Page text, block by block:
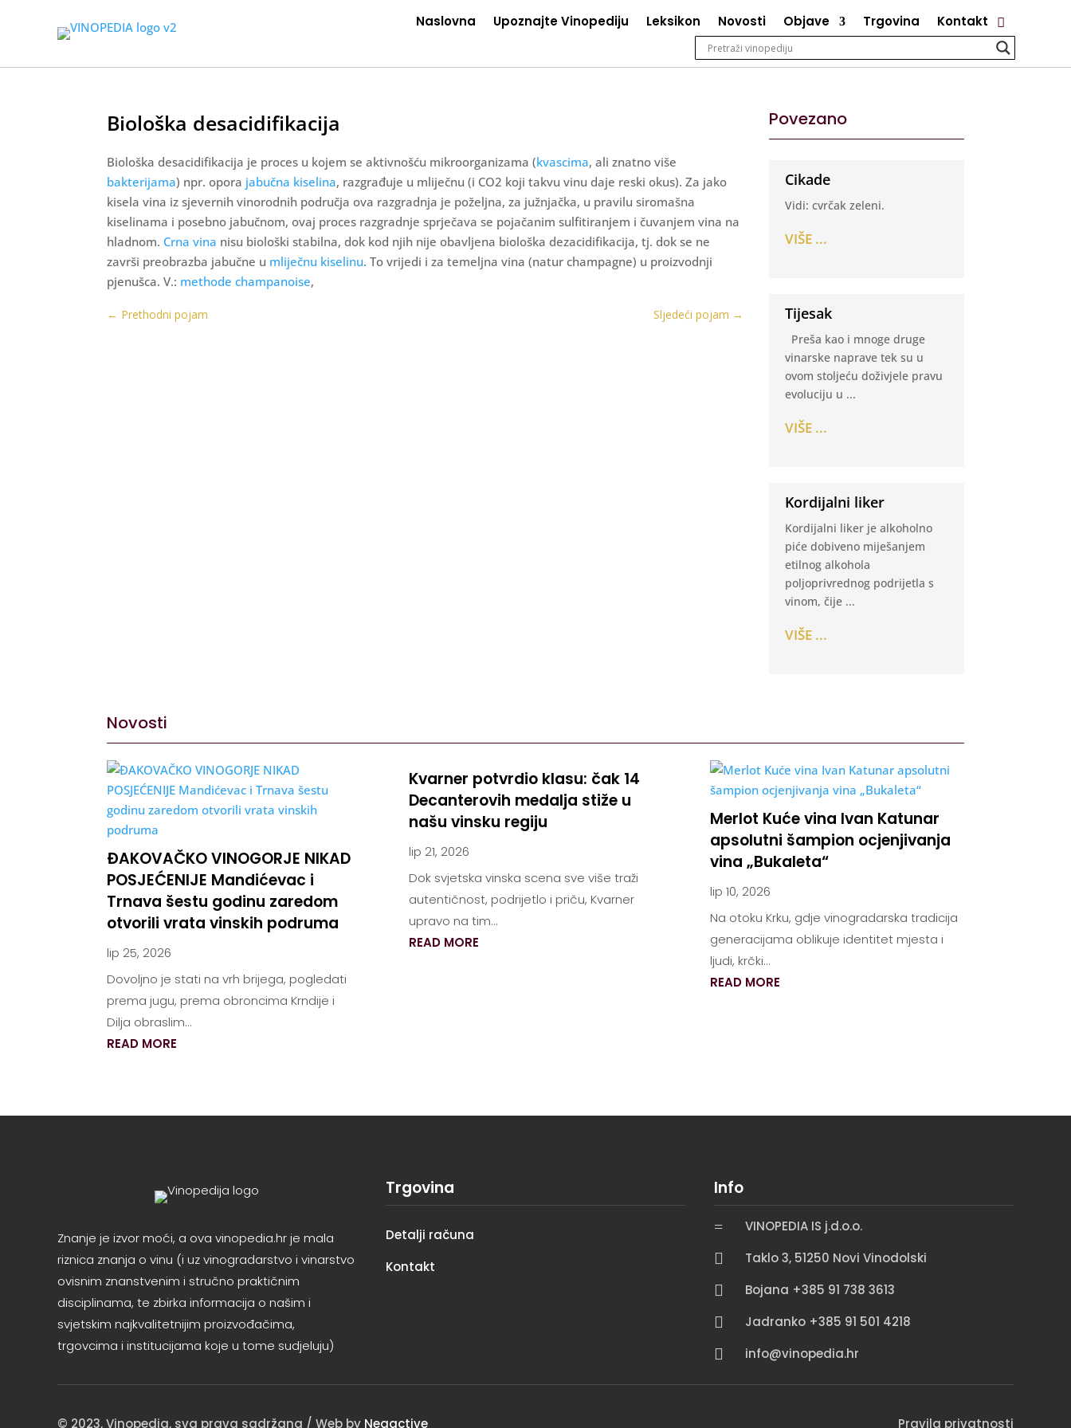
Naslovna Upoznajte Vinopediju Leksikon Novosti Objave Trgovina Kontakt
Biološka desacidifikacija
Biološka desacidifikacija je proces u kojem se aktivnošću mikroorganizama (kvascima, ali znatno više
bakterijama) npr. opora jabučna kiselina, razgrađuje u mliječnu (i CO2 koji takvu vinu daje reski okus). Za jako
kisela vina iz sjevernih vinorodnih područja ova razgradnja je poželjna, za južnjačka, u pravilu siromašna
kiselinama i posebno jabučnom, ovaj proces razgradnje sprječava se pojačanim sulfitiranjem i čuvanjem vina na
hladnom. Crna vina nisu biološki stabilna, dok kod njih nije obavljena biološka dezacidifikacija, tj. dok se ne
završi preobrazba jabučne u mliječnu kiselinu. To vrijedi i za temeljna vina (natur champagne) u proizvodnji
pjenušca. V.: methode champanoise,
← Prethodni pojam Sljedeći pojam →
Povezano
Cikade
Vidi: cvrčak zeleni.
VIŠE ...
Tijesak
Preša kao i mnoge druge
vinarske naprave tek su u
ovom stoljeću doživjele pravu
evoluciju u ...
VIŠE ...
Kordijalni liker
Kordijalni liker je alkoholno
piće dobiveno miješanjem
etilnog alkohola
poljoprivrednog podrijetla s
vinom, čije ...
VIŠE ...
Novosti
ĐAKOVAČKO VINOGORJE NIKAD
POSJEĆENIJE Mandićevac i
Trnava šestu godinu zaredom
otvorili vrata vinskih podruma
lip 25, 2026
Dovoljno je stati na vrh brijega, pogledati
prema jugu, prema obroncima Krndije i
Dilja obraslim...
READ MORE
Kvarner potvrdio klasu: čak 14
Decanterovih medalja stiže u
našu vinsku regiju
lip 21, 2026
Dok svjetska vinska scena sve više traži
autentičnost, podrijetlo i priču, Kvarner
upravo na tim...
READ MORE
Merlot Kuće vina Ivan Katunar
apsolutni šampion ocjenjivanja
vina „Bukaleta“
lip 10, 2026
Na otoku Krku, gdje vinogradarska tradicija
generacijama oblikuje identitet mjesta i
ljudi, krčki...
READ MORE
Znanje je izvor moći, a ova vinopedia.hr je mala
riznica znanja o vinu (i uz vinogradarstvo i vinarstvo
ovisnim znanstvenim i stručno praktičnim
disciplinama, te zbirka informacija o našim i
svjetskim najkvalitetnijim proizvođačima,
trgovcima i institucijama koje u tome sudjeluju)
Trgovina
Detalji računa
Kontakt
Info
= VINOPEDIA IS j.d.o.o.
 Taklo 3, 51250 Novi Vinodolski
 Bojana +385 91 738 3613
 Jadranko +385 91 501 4218
 info@vinopedia.hr
© 2023, Vinopedia, sva prava sadržana / Web by Negactive Pravila privatnosti